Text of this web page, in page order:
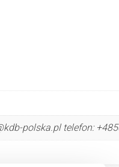
polska.pl telefon: